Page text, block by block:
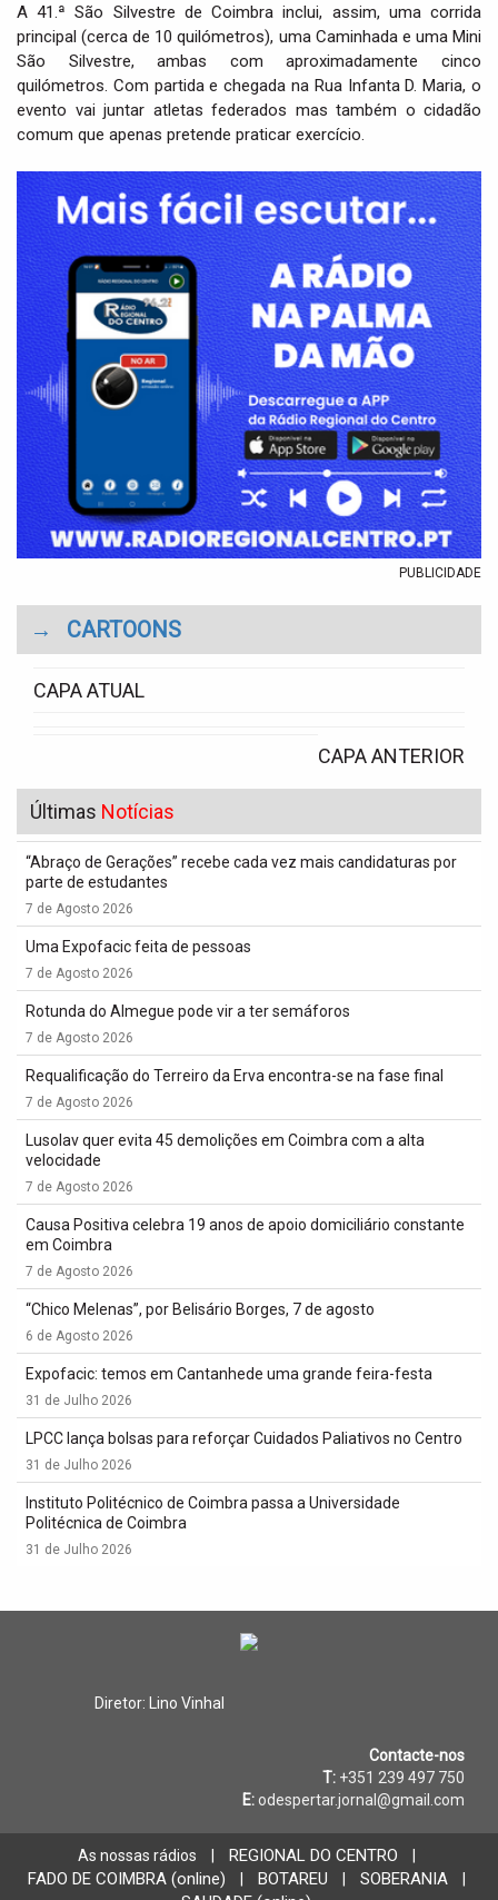
A 41.ª São Silvestre de Coimbra inclui, assim, uma corrida
principal (cerca de 10 quilómetros), uma Caminhada e uma Mini
São Silvestre, ambas com aproximadamente cinco
quilómetros. Com partida e chegada na Rua Infanta D. Maria, o
evento vai juntar atletas federados mas também o cidadão
comum que apenas pretende praticar exercício.
PUBLICIDADE
→ CARTOONS
CAPA ATUAL
CAPA ANTERIOR
Últimas Notícias
“Abraço de Gerações” recebe cada vez mais candidaturas por
parte de estudantes
7 de Agosto 2026
Uma Expofacic feita de pessoas
7 de Agosto 2026
Rotunda do Almegue pode vir a ter semáforos
7 de Agosto 2026
Requalificação do Terreiro da Erva encontra-se na fase final
7 de Agosto 2026
Lusolav quer evita 45 demolições em Coimbra com a alta
velocidade
7 de Agosto 2026
Causa Positiva celebra 19 anos de apoio domiciliário constante
em Coimbra
7 de Agosto 2026
“Chico Melenas”, por Belisário Borges, 7 de agosto
6 de Agosto 2026
Expofacic: temos em Cantanhede uma grande feira-festa
31 de Julho 2026
LPCC lança bolsas para reforçar Cuidados Paliativos no Centro
31 de Julho 2026
Instituto Politécnico de Coimbra passa a Universidade
Politécnica de Coimbra
31 de Julho 2026
Diretor: Lino Vinhal
Contacte-nos
T: +351 239 497 750
E: odespertar.jornal@gmail.com
As nossas rádios REGIONAL DO CENTRO
FADO DE COIMBRA (online) BOTAREU SOBERANIA